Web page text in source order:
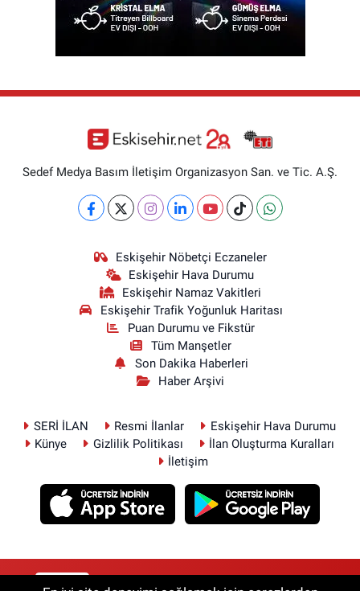
Sedef Medya Basım İletişim Organizasyon San. ve Tic. A.Ş.
Eskişehir Nöbetçi Eczaneler
Eskişehir Hava Durumu
Eskişehir Namaz Vakitleri
Eskişehir Trafik Yoğunluk Haritası
Puan Durumu ve Fikstür
Tüm Manşetler
Son Dakika Haberleri
Haber Arşivi
SERİ İLAN Resmi İlanlar
Eskişehir Hava Durumu
Künye
Gizlilik Politikası
İlan Oluşturma Kuralları
İletişim
RSS Copyright © 2026. Her hakkı saklıdır.